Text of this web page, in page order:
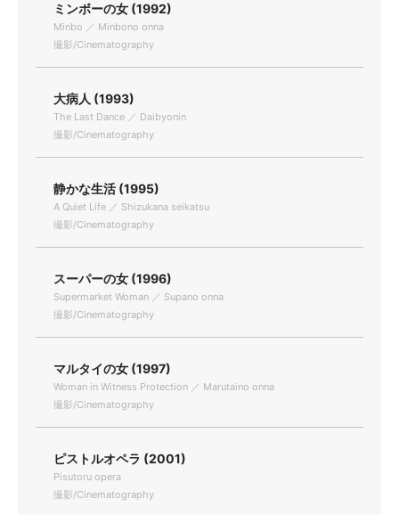
ミンボーの女 (1992)
Minbo ／ Minbono onna
撮影/Cinematography
大病人 (1993)
The Last Dance ／ Daibyonin
撮影/Cinematography
静かな生活 (1995)
A Quiet Life ／ Shizukana seikatsu
撮影/Cinematography
スーパーの女 (1996)
Supermarket Woman ／ Supano onna
撮影/Cinematography
マルタイの女 (1997)
Woman in Witness Protection ／ Marutaino onna
撮影/Cinematography
ピストルオペラ (2001)
Pisutoru opera
撮影/Cinematography